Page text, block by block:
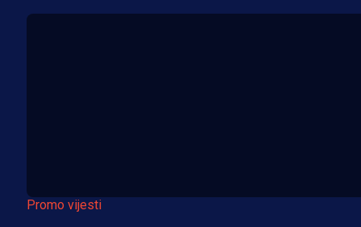
Promo vijesti